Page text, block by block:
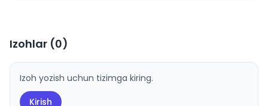
Izohlar (0)
Izoh yozish uchun tizimga kiring.
Kirish